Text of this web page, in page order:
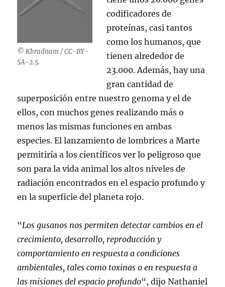
© Kbradnam / CC-BY-
SA-2.5.
codificadores de
proteínas, casi tantos
como los humanos, que
tienen alrededor de
23.000. Además, hay una
gran cantidad de
superposición entre nuestro genoma y el de
ellos, con muchos genes realizando más o
menos las mismas funciones en ambas
especies. El lanzamiento de lombrices a Marte
permitiría a los científicos ver lo peligroso que
son para la vida animal los altos niveles de
radiación encontrados en el espacio profundo y
en la superficie del planeta rojo.
“Los gusanos nos permiten detectar cambios en el
crecimiento, desarrollo, reproducción y
comportamiento en respuesta a condiciones
ambientales, tales como toxinas o en respuesta a
las misiones del espacio profundo“, dijo Nathaniel